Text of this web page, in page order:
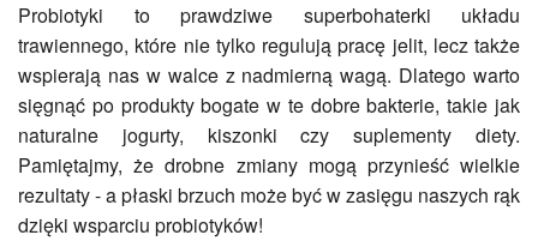
Probiotyki to prawdziwe superbohaterki układu
trawiennego, które nie tylko regulują pracę jelit, lecz także
wspierają nas w walce z nadmierną wagą. Dlatego warto
sięgnąć po produkty bogate w te dobre bakterie, takie jak
naturalne jogurty, kiszonki czy suplementy diety.
Pamiętajmy, że drobne zmiany mogą przynieść wielkie
rezultaty - a płaski brzuch może być w zasięgu naszych rąk
dzięki wsparciu probiotyków!